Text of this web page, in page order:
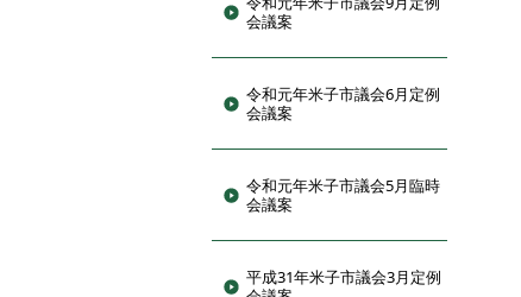
会議案
令和元年米子市議会6月定例
会議案
令和元年米子市議会5月臨時
会議案
平成31年米子市議会3月定例